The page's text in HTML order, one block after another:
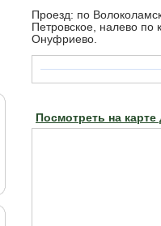
Проезд: по
Петровское, налево по
Онуфриево.
Посмотреть на